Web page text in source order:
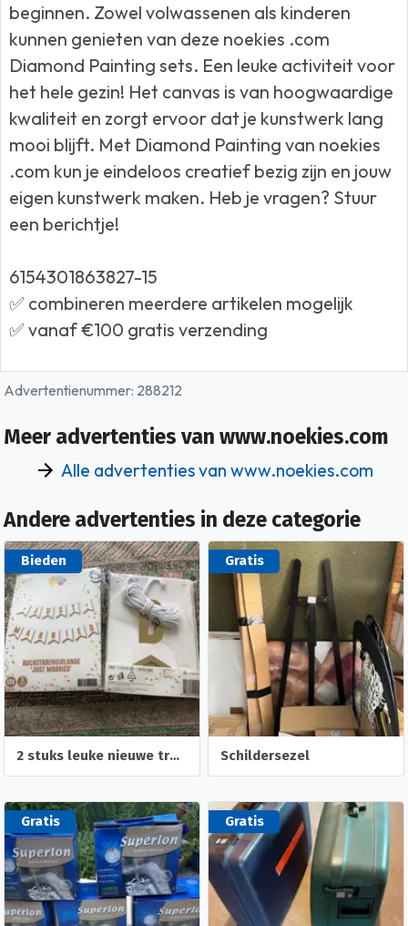
beginnen. Zowel volwassenen als kinderen
kunnen genieten van deze noekies .com
Diamond Painting sets. Een leuke activiteit voor
het hele gezin! Het canvas is van hoogwaardige
kwaliteit en zorgt ervoor dat je kunstwerk lang
mooi blijft. Met Diamond Painting van noekies
.com kun je eindeloos creatief bezig zijn en jouw
eigen kunstwerk maken. Heb je vragen? Stuur
een berichtje!
6154301863827-15
✅ combineren meerdere artikelen mogelijk
✅ vanaf €100 gratis verzending
Advertentienummer: 288212
Meer advertenties van www.noekies.com
Alle advertenties van www.noekies.com
Andere advertenties in deze categorie
Bieden
2 stuks leuke nieuwe trouw slingers- trouw foto albumpje
Gratis
Schildersezel
Gratis Gratis